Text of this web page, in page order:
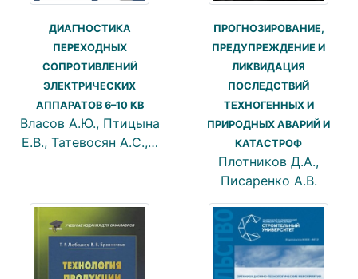
ДИАГНОСТИКА
ПЕРЕХОДНЫХ
СОПРОТИВЛЕНИЙ
ЭЛЕКТРИЧЕСКИХ
АППАРАТОВ 6–10 КВ
Власов А.Ю., Птицына
Е.В., Татевосян А.С.,…
ПРОГНОЗИРОВАНИЕ,
ПРЕДУПРЕЖДЕНИЕ И
ЛИКВИДАЦИЯ
ПОСЛЕДСТВИЙ
ТЕХНОГЕННЫХ И
ПРИРОДНЫХ АВАРИЙ И
КАТАСТРОФ
Плотников Д.А.,
Писаренко А.В.